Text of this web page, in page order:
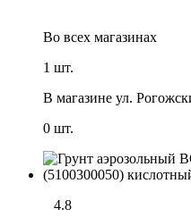
Во всех магазинах
1 шт.
В магазине ул.
0 шт.
4.8